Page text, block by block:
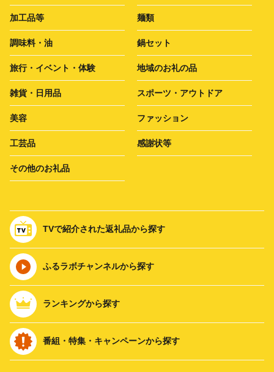
加工品等 麺類
調味料・油 鍋セット
旅行・イベント・体験 地域のお礼の品
雑貨・日用品 スポーツ・アウトドア
美容 ファッション
工芸品 感謝状等
その他のお礼品
TVで紹介された返礼品から探す
ふるラボチャンネルから探す
ランキングから探す
番組・特集・キャンペーンから探す